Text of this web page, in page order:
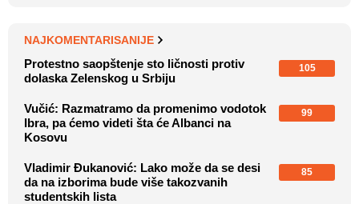
NAJKOMENTARISANIJE
Protestno saopštenje sto ličnosti protiv
dolaska Zelenskog u Srbiju
105
Vučić: Razmatramo da promenimo vodotok
Ibra, pa ćemo videti šta će Albanci na
Kosovu
99
Vladimir Đukanović: Lako može da se desi
da na izborima bude više takozvanih
studentskih lista
85